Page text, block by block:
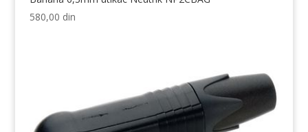
580,00 din